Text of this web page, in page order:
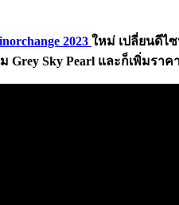
2023 ใหม่ เปลี่ยนดีไ
Grey Sky Pearl และก็เพิ่มราค